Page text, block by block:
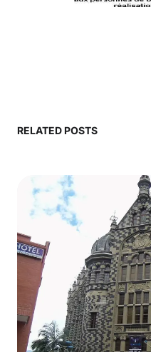
RELATED POSTS